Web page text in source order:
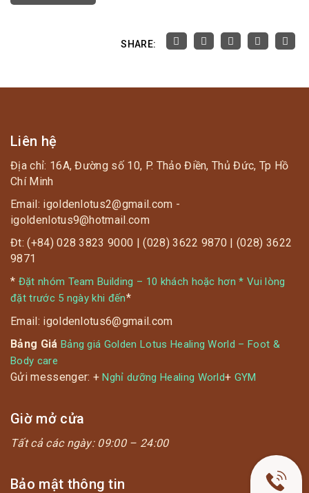
SHARE:
Liên hệ
Địa chỉ: 16A, Đường số 10, P. Thảo Điền, Thủ Đức, Tp Hồ
Chí Minh
Email: igoldenlotus2@gmail.com -
igoldenlotus9@hotmail.com
Đt: (+84) 028 3823 9000 | (028) 3622 9870 | (028) 3622
9871
* Đặt nhóm Team Building – 10 khách hoặc hơn * Vui lòng
đặt trước 5 ngày khi đến*
Email: igoldenlotus6@gmail.com
Bảng Giá Bảng giá Golden Lotus Healing World – Foot &
Body care
Gửi messenger: +Nghỉ dưỡng Healing World+ GYM
Giờ mở cửa
Tất cả các ngày: 09:00 – 24:00
Bảo mật thông tin